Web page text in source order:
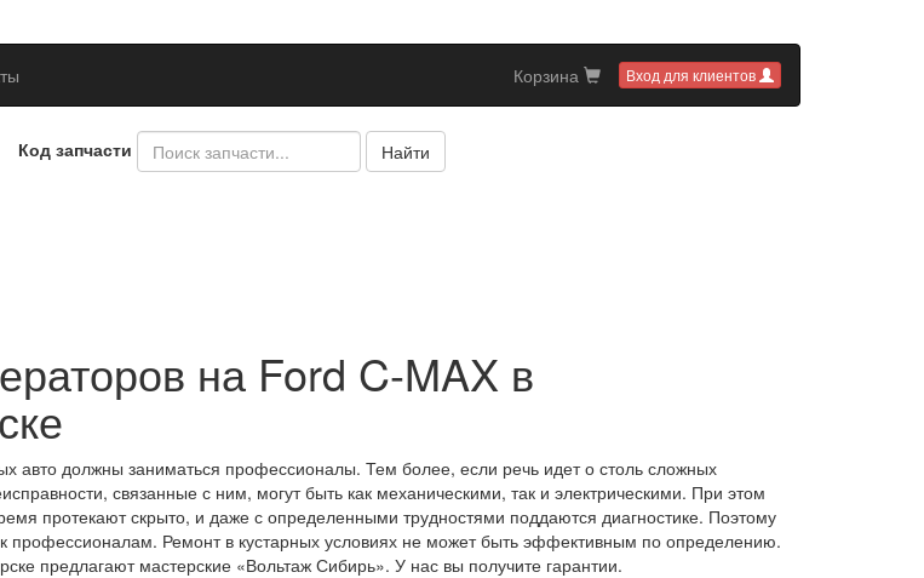
Вход для клиентов
Корзина
Код запчасти Найти
на Ford C-MAX в
авто должны заниматься профессионалы. Тем более, если речь идет о столь сложных
связанные с ним, могут быть как механическими, так и электрическими. При этом
протекают скрыто, и даже с определенными трудностями поддаются диагностике. Поэтому
к профессионалам. Ремонт в кустарных условиях не может быть эффективным по определению.
предлагают мастерские «Вольтаж Сибирь». У нас вы получите гарантии.